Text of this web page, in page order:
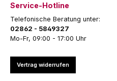
Service-Hotline
Telefonische Beratung unter:
02862 - 5849327
Mo-Fr, 09:00 - 17:00 Uhr
Vertrag widerrufen